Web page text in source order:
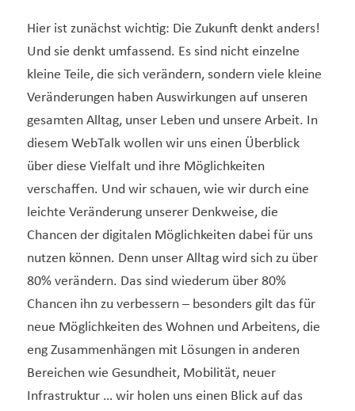
Hier ist zunächst wichtig: Die Zukunft denkt anders!
Und sie denkt umfassend. Es sind nicht einzelne
kleine Teile, die sich verändern, sondern viele kleine
Veränderungen haben Auswirkungen auf unseren
gesamten Alltag, unser Leben und unsere Arbeit. In
diesem WebTalk wollen wir uns einen Überblick
über diese Vielfalt und ihre Möglichkeiten
verschaffen. Und wir schauen, wie wir durch eine
leichte Veränderung unserer Denkweise, die
Chancen der digitalen Möglichkeiten dabei für uns
nutzen können. Denn unser Alltag wird sich zu über
80% verändern. Das sind wiederum über 80%
Chancen ihn zu verbessern – besonders gilt das für
neue Möglichkeiten des Wohnen und Arbeitens, die
eng Zusammenhängen mit Lösungen in anderen
Bereichen wie Gesundheit, Mobilität, neuer
Infrastruktur … wir holen uns einen Blick auf das